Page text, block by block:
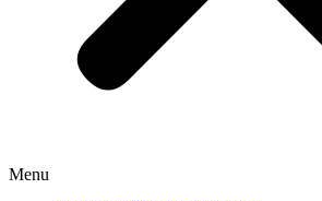
Menu